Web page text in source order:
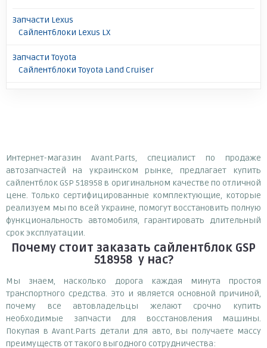
Запчасти Lexus
Сайлентблоки Lexus LX
Запчасти Toyota
Сайлентблоки Toyota Land Cruiser
Интернет-магазин Avant.Parts, специалист по продаже
автозапчастей на украинском рынке, предлагает купить
сайлентблок GSP 518958 в оригинальном качестве по отличной
цене. Только сертифицированные комплектующие, которые
реализуем мы по всей Украине, помогут восстановить полную
функциональность автомобиля, гарантировать длительный
срок эксплуатации.
Почему стоит заказать сайлентблок GSP
518958 у нас?
Мы знаем, насколько дорога каждая минута простоя
транспортного средства. Это и является основной причиной,
почему все автовладельцы желают срочно купить
необходимые запчасти для восстановления машины.
Покупая в Avant.Parts детали для авто, вы получаете массу
преимуществ от такого выгодного сотрудничества: